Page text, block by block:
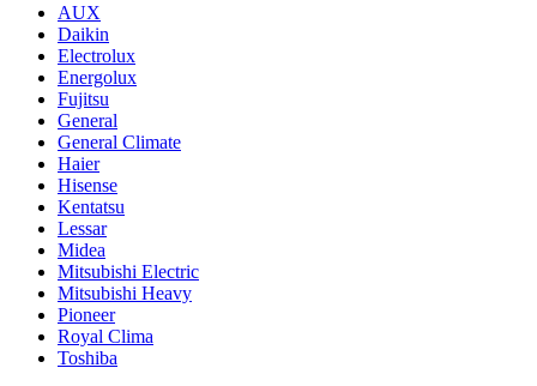
AUX
Daikin
Electrolux
Energolux
Fujitsu
General
General Climate
Haier
Hisense
Kentatsu
Lessar
Midea
Mitsubishi Electric
Mitsubishi Heavy
Pioneer
Royal Clima
Toshiba